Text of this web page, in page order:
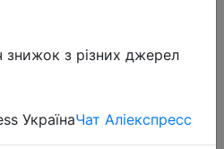
до магазину
з різних джерел
УкраїнаЧат Аліекспресс